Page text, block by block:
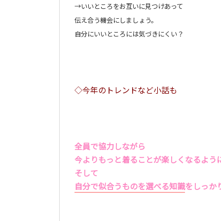
→いいところをお互いに見つけあって
伝え合う機会にしましょう。
自分にいいところには気づきにくい？
◇今年のトレンドなど小話も
全員で協力しながら
今よりもっと着ることが楽しくなるよ
そして
自分で似合うものを選べる知識をしっか